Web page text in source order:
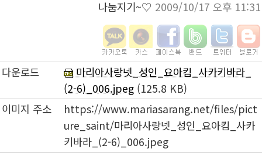
나눔지기~♡ 2009/10/17 오후 11:31
다운로드
마리아사랑넷_성인_요아킴_사카키바라_
(2-6)_006.jpeg (125.8 KB)
이미지 주소
https://www.mariasarang.net/files/pict
ure_saint/마리아사랑넷_성인_요아킴_사카
키바라_(2-6)_006.jpeg